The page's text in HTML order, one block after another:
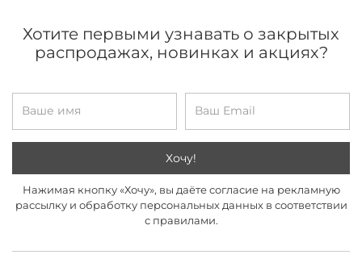
Хотите первыми узнавать о закрытых
распродажах, новинках и акциях?
Хочу!
Нажимая кнопку «Хочу», вы даёте согласие на рекламную
рассылку и обработку персональных данных в соответствии
с правилами.